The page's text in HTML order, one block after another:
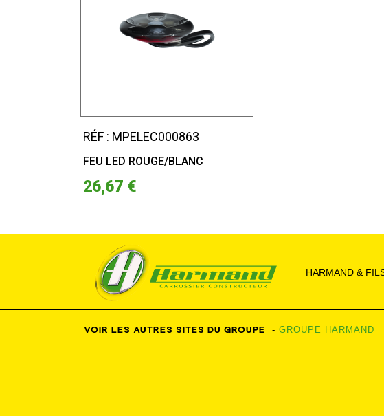
RÉF : MPELEC000863
FEU LED ROUGE/BLANC
26,67 €
HARMAND &
VOIR LES AUTRES SITES DU GROUPE - GROUPE HARMAND